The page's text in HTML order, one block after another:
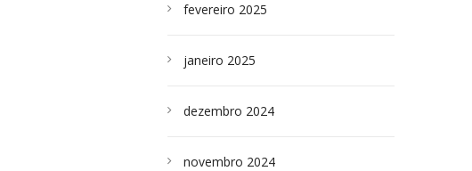
fevereiro 2025
janeiro 2025
dezembro 2024
novembro 2024